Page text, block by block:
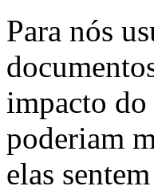
Para nós
impacto do
poderiam
elas